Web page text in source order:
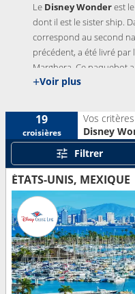
Le Disney Wonderest
dont il est le sister ship.
correspond au second
précédent, a été livré
Marghera. Ce paquebot
le 15 août 1999
Cadix. La majeure partie
l’intégralité des cabines
décoration et des
+Voir plus
19
croisières
Vos
Disney
Filtrer
ÉTATS-UNIS, MEXIQUE